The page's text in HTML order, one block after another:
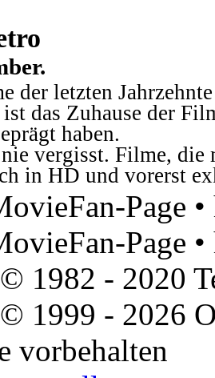
der letzten
das Zuhause der
haben.
vergisst. Filme, die
in HD und vorerst
Page
Page
1982 - 2020
1999 - 2026
vorbehalten